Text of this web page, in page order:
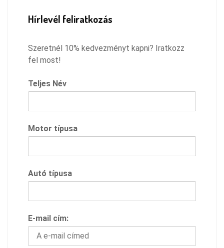
Hírlevél feliratkozás
Szeretnél 10% kedvezményt kapni? Iratkozz
fel most!
Teljes Név
Motor típusa
Autó típusa
E-mail cím: